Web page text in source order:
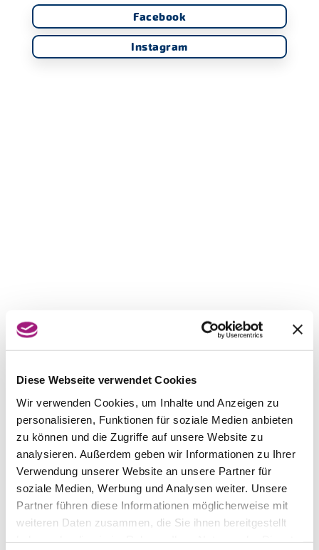
Diese Webseite verwendet Cookies
Wir verwenden Cookies, um Inhalte und Anzeigen zu
personalisieren, Funktionen für soziale Medien anbieten
zu können und die Zugriffe auf unsere Website zu
analysieren. Außerdem geben wir Informationen zu Ihrer
Verwendung unserer Website an unsere Partner für
soziale Medien, Werbung und Analysen weiter. Unsere
Partner führen diese Informationen möglicherweise mit
weiteren Daten zusammen, die Sie ihnen bereitgestellt
Facebook
Instagram